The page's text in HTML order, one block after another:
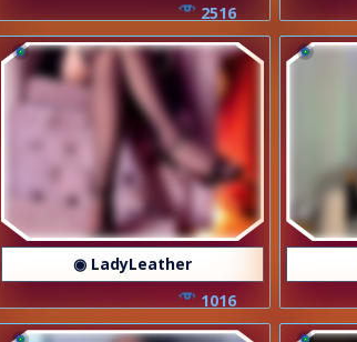
2516
◉ LadyLeather
1016